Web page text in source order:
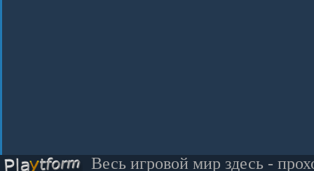
Весь игровой мир здесь -